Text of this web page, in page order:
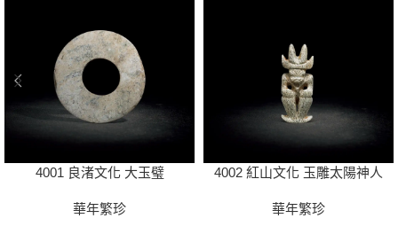
4001 良渚文化 大玉璧
華年繁珍
4002 紅山文化 玉雕太陽神人
華年繁珍